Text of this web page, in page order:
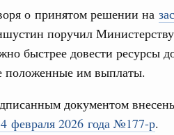
о принятом решении на
поручил
быстрее довести ресурсы
положенные им выплаты.
документом
февраля 2026 года №177-р.
и поддержки занятости
дал поручения по
посвящённой
труда
Национальный